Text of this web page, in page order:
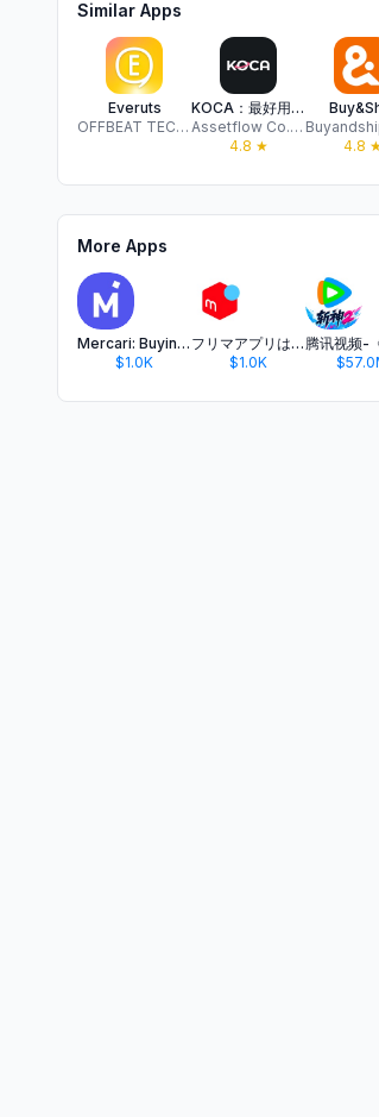
Similar Apps
Everuts
OFFBEAT TECHNOLOGY HONG KONG LIMITED
KOCA：最好用的Kpop小卡周邊、ACG收藏品交易平台
Assetflow Co., Ltd.
4.8 ★
4.8
More Apps
Mercari: Buying & Selling App
$1.0K
フリマアプリはメルカリ - メルペイのスマホ決済でもっとお得
$1.0K